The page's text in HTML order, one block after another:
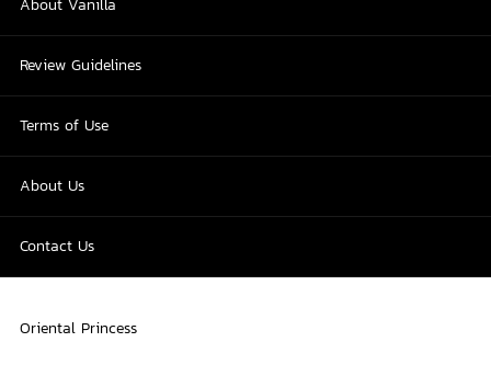
About Vanilla
Review Guidelines
Terms of Use
About Us
Contact Us
Oriental Princess